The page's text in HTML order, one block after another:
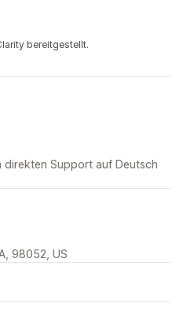
bereitgestellt.
direkten Support auf Deutsch
98052, US